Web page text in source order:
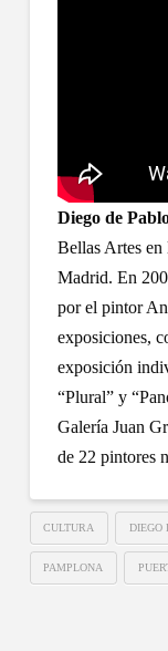
Diego de
Bellas Artes
Madrid. En
por el pintor
exposiciones,
exposición
“Plural” y
Galería Juan
de 22 pintores
CULTURA DIEGO
PAMPLONA